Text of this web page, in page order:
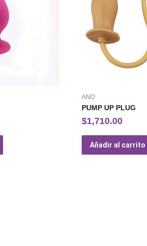
ANO
PUMP UP PLUG
$1,710.00
Añadir al carrito